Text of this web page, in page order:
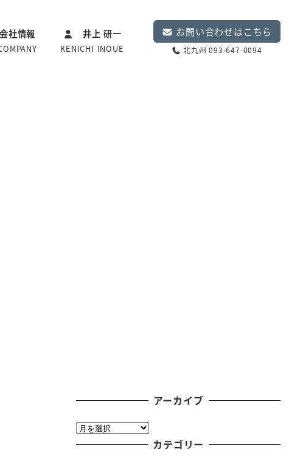
会社情報 井上 研一
KENICHI INOUE
お問い合わせはこちら
北九州 093-647-0094
アーカイブ
ア
ー
カテゴリー